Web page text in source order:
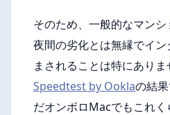
そのため、一般的なマン
夜間の劣化とは無縁でイ
まされることは特にあり
Speedtest by Ooklaの結
だオンボロMacでもこれ